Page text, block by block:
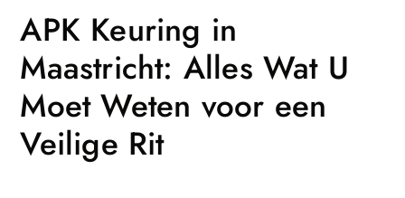
APK Keuring in
Maastricht: Alles Wat U
Moet Weten voor een
Veilige Rit